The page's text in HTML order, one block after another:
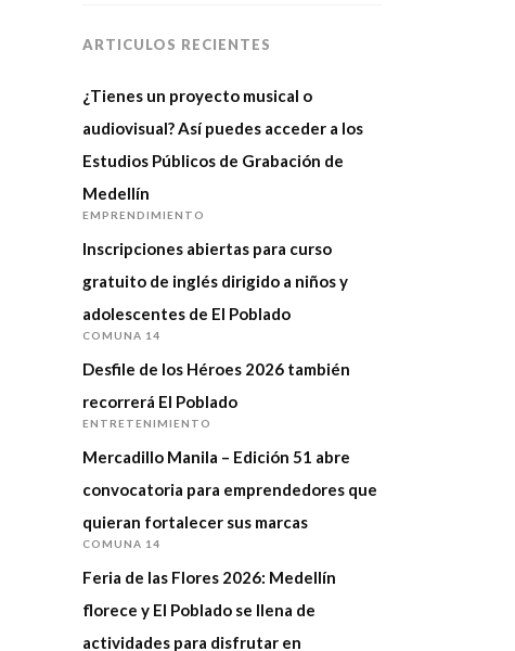
ARTICULOS RECIENTES
¿Tienes un proyecto musical o
audiovisual? Así puedes acceder a los
Estudios Públicos de Grabación de
Medellín
EMPRENDIMIENTO
Inscripciones abiertas para curso
gratuito de inglés dirigido a niños y
adolescentes de El Poblado
COMUNA 14
Desfile de los Héroes 2026 también
recorrerá El Poblado
ENTRETENIMIENTO
Mercadillo Manila – Edición 51 abre
convocatoria para emprendedores que
quieran fortalecer sus marcas
COMUNA 14
Feria de las Flores 2026: Medellín
florece y El Poblado se llena de
actividades para disfrutar en